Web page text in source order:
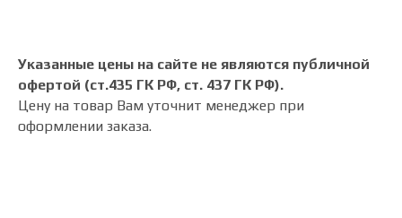
Указанные цены на сайте не являются публичной
офертой (ст.435 ГК РФ, cт. 437 ГК РФ).
Цену на товар Вам уточнит менеджер при
оформлении заказа.